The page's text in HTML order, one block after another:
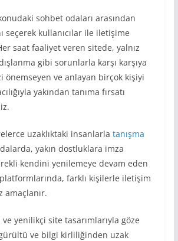
sohbet odaları arasından
seçerek kullanıcılar ile iletişime
saat faaliyet veren sitede, yalnız
gibi sorunlarla karşı karşıya
önemseyen ve anlayan birçok kişiyi
yakından tanıma fırsatı
uzaklıktaki insanlarla tanışma
yakın dostluklara imza
kendini yenilemeye devam eden
farklı kişilerle iletişim
amaçlanır.
ve yenilikçi site tasarımlarıyla göze
ve bilgi kirliliğinden uzak